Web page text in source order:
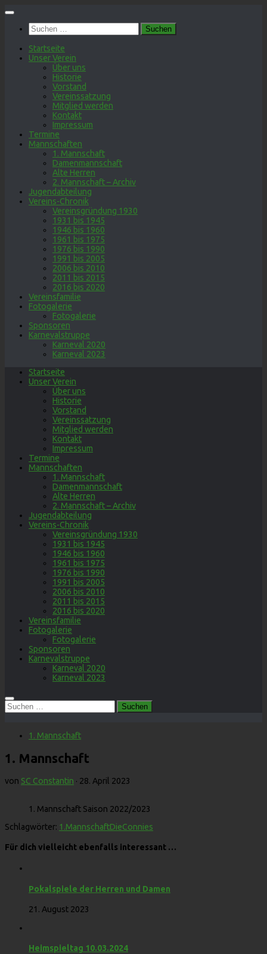
Zum
springenSuchen
nach:
Startseite
Unser Verein
Über uns
Historie
Vorstand
Vereinssatzung
Mitglied werden
Kontakt
Impressum
Termine
Mannschaften
1. Mannschaft
Damenmannschaft
Alte Herren
2. Mannschaft – Archiv
Jugendabteilung
Vereins-Chronik
Vereinsgründung 1930
1931 bis 1945
1946 bis 1960
1961 bis 1975
1976 bis 1990
1991 bis 2005
2006 bis 2010
2011 bis 2015
2016 bis 2020
Vereinsfamilie
Fotogalerie
Fotogalerie
Sponsoren
Karnevalstruppe
Karneval 2020
Karneval 2023
Startseite
Unser Verein
Über uns
Historie
Vorstand
Vereinssatzung
Mitglied werden
Kontakt
Impressum
Termine
Mannschaften
1. Mannschaft
Damenmannschaft
Alte Herren
2. Mannschaft – Archiv
Jugendabteilung
Vereins-Chronik
Vereinsgründung 1930
1931 bis 1945
1946 bis 1960
1961 bis 1975
1976 bis 1990
1991 bis 2005
2006 bis 2010
2011 bis 2015
2016 bis 2020
Vereinsfamilie
Fotogalerie
Fotogalerie
Sponsoren
Karnevalstruppe
Karneval 2020
Karneval 2023
Suchen
nach:
1. Mannschaft
1. Mannschaft
von SC Constantin · 28. April 2023
1. Mannschaft Saison 2022/2023
Schlagwörter: 1.MannschaftDieConnies
Für dich vielleicht ebenfalls interessant …
Pokalspiele der Herren und Damen
21. August 2023
Heimspieltag 10.03.2024